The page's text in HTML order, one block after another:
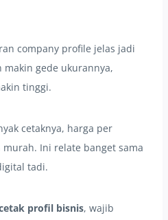
company profile jelas jadi
gede ukurannya,
tinggi.
cetaknya, harga per
Ini relate banget sama
tadi.
profil bisnis, wajib